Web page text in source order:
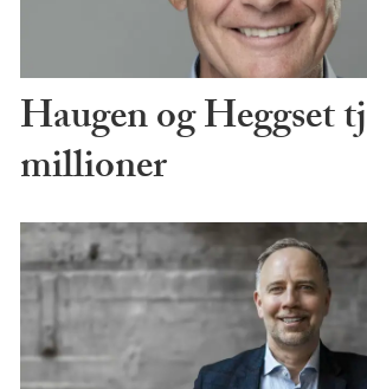
Haugen og Heggset
millioner